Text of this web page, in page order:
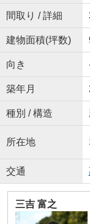
間取り / 詳細
建物面積(坪数)
向き
築年月
種別 / 構造
所在地
交通
三吉 富之